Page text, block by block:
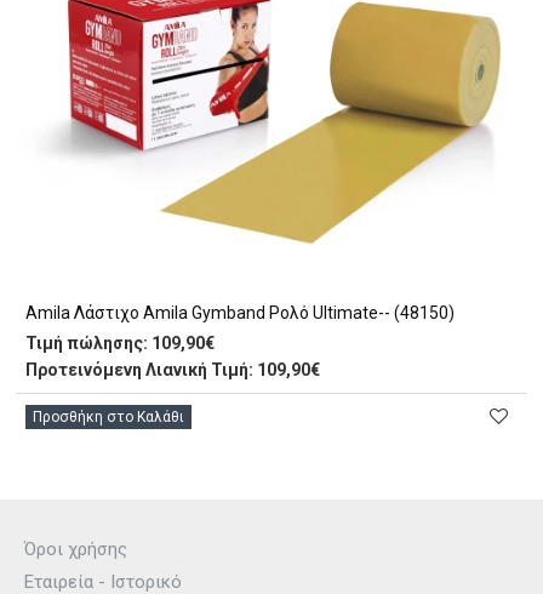
Amila Λάστιχο Amila Gymband Ρολό Ultimate-- (48150)
Τιμή πώλησης: 109,90€
Προτεινόμενη Λιανική Τιμή: 109,90€
Προσθήκη στο Καλάθι
Όροι χρήσης
Εταιρεία - Ιστορικό